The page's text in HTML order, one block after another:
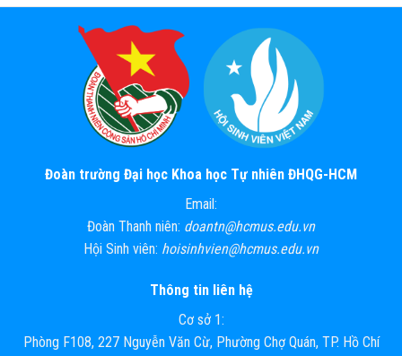
Đoàn trường Đại học Khoa học Tự nhiên ĐHQG-HCM
Email:
Đoàn Thanh niên: doantn@hcmus.edu.vn
Hội Sinh viên: hoisinhvien@hcmus.edu.vn
Thông tin liên hệ
Cơ sở 1:
Phòng F108, 227 Nguyễn Văn Cừ, Phường Chợ Quán, TP. Hồ Chí